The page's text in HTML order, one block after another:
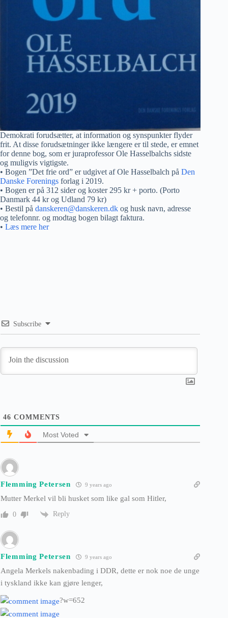
Demokrati forudsætter, at information og synspunkter flyder
frit. At disse forudsætninger ikke længere er til stede, er emnet
for denne bog, som er juraprofessor Ole Hasselbalchs sidste
og muligvis vigtigste.
• Bogen ”Det frie ord” er udgivet af Ole Hasselbalch på Den
Danske Forenings forlag i 2019.
• Bogen er på 312 sider og koster 295 kr + porto. (Porto
Danmark 44 kr og Udland 79 kr)
• Bestil på danskeren@danskeren.dk og husk navn, adresse
og telefonnr. og modtag bogen bilagt faktura.
• Læs mere her
Subscribe
46 COMMENTS
Most Voted
Flemming Petersen 9 years ago
Mutter Merkel vil bli husket som like gal som Hitler,
0 Reply
Flemming Petersen 9 years ago
Angela Merkels nakenbading i DDR, dette er nok noe de unge
i tyskland ikke kan gjøre lenger,
?w=652